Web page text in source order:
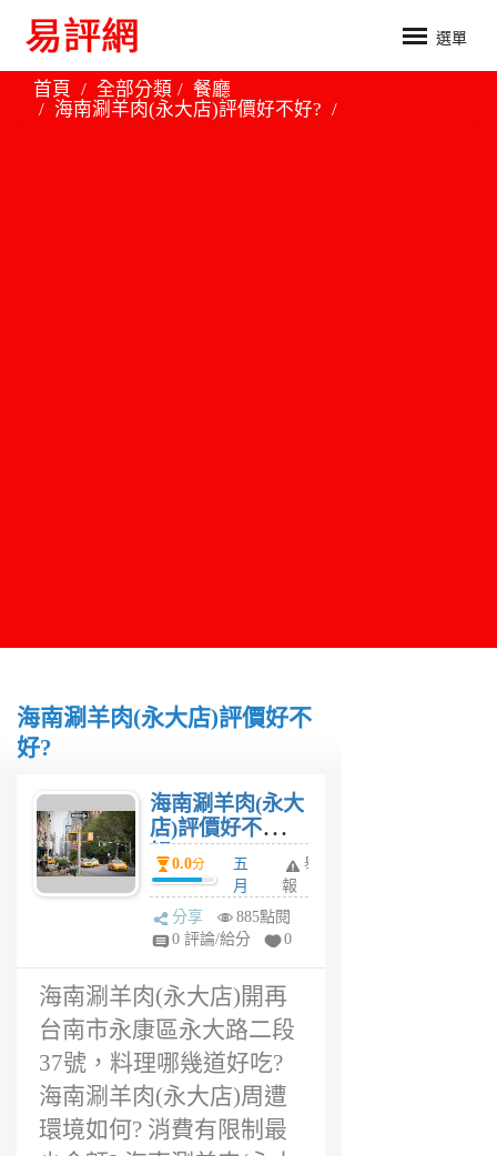
選單
首頁 全部分類
餐廳
海南涮羊肉(永大店)評價好不好?
海南涮羊肉(永大店)評價好不
好?
海南涮羊肉(永大
店)評價好不
好?0.0分
五
月
草
6
舉
報
分享
885點閱
0 評論/給分
0
海南涮羊肉(永大店)開再
台南市永康區永大路二段
37號，料理哪幾道好吃?
海南涮羊肉(永大店)周遭
環境如何? 消費有限制最